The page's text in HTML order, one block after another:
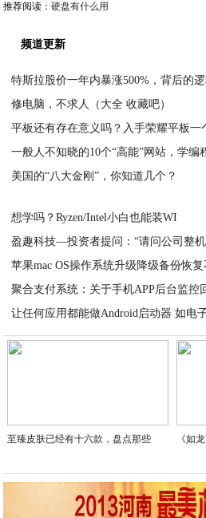
推荐阅读：硬盘有什么用
频道更新
特斯拉股价一年内暴涨500%，背后的
修电脑，不求人（大全 收藏吧）
平板还有存在意义吗？入手荣耀平板一
一般人不知晓的10个“高能”网站，学编
美国的“八大金刚”，你知道几个？
想学吗？Ryzen/Intel小白也能装WI
盈趣科技—投资者提问：“请问公司整
苹果mac OS操作系统升级降级备份恢
聚合支付系统：关于手机APP后台监控
让任何应用都能做Android启动器 如电
至臻皮肤已经有十六款，盘点那些 《如